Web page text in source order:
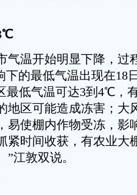
温开始明显下降，过
的最低气温出现在18
最低气温可达3到4℃，
地区可能造成冻害；大
易使棚内作物受冻，影
紧时间收获，有农业大
江敦双说。